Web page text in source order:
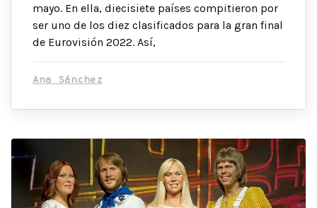
mayo. En ella, diecisiete países compitieron por
ser uno de los diez clasificados para la gran final
de Eurovisión 2022. Así,
Ana Sánchez